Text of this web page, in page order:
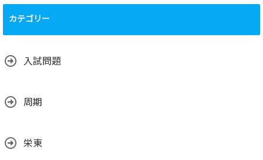
カテゴリー
入試問題
周期
栄東